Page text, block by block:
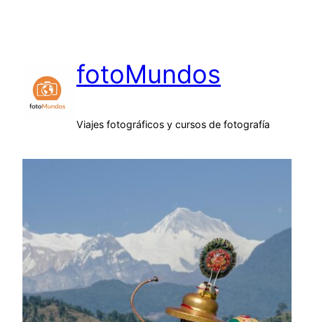
fotoMundos
Viajes fotográficos y cursos de fotografía